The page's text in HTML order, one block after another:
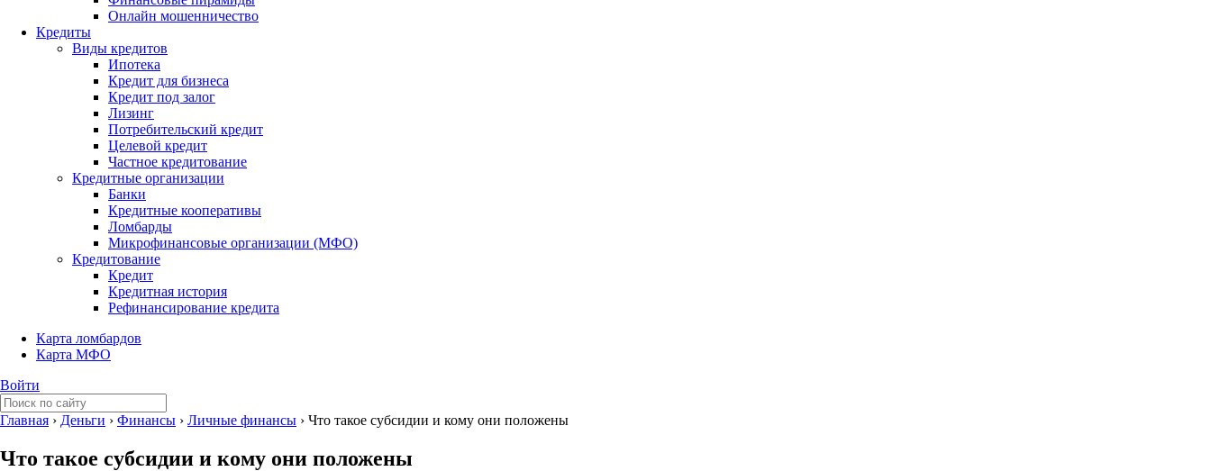
Онлайн мошенничество
Кредиты
Виды кредитов
Ипотека
Кредит для бизнеса
Кредит под залог
Лизинг
Потребительский кредит
Целевой кредит
Частное кредитование
Кредитные организации
Банки
Кредитные кооперативы
Ломбарды
Микрофинансовые организации (МФО)
Кредитование
Кредит
Кредитная история
Рефинансирование кредита
Карта ломбардов
Карта МФО
Войти
Главная › Деньги › Финансы › Личные финансы › Что такое субсидии и кому они положены
Что такое субсидии и кому они положены